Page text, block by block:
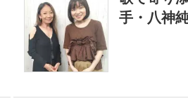
手・八神